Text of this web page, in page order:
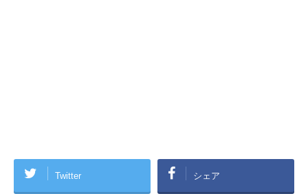
Twitter シェア